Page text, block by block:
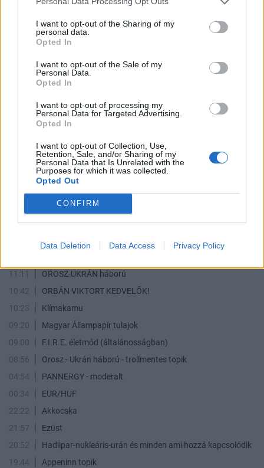
I want to opt-out of the Sharing of my
personal data.
Opted In
I want to opt-out of the Sale of my
Personal Data.
Opted In
I want to opt-out of processing my
Personal Data for Targeted Advertising.
Opted In
I want to opt-out of Collection, Use,
Retention, Sale, and/or Sharing of my
Personal Data that Is Unrelated with the
Purposes for which it was collected.
Opted Out
CONFIRM
Data Deletion Data Access Privacy Policy
ez oda terelte volna a beruházók egy részét a zöldmezősökről,
főleg Pesten gondolom
ezt nem tartom jó döntésnek
LEGFRISSEBB TOPIKOK
Mtelekom
Eurós részvények vitasarok
MOLly tulajok topikja
Lakás/Ingatlan árak topik
Financial Forecasts
ORBÁN TAKARODJ !!!
11:36
4IG részvény
OTP részvényesek ide!
11:11
OROSZ-UKRÁN háború
10:42
ORBÁN VIKTORT KEDVELŐK!
10:23
Klímakamu
09:20
Magyar Állampapír tulajok
09:00
F.I.R.E. életmód (általánosságban)
08:56
Orosz - Ukrán háború - trollmentes topik
04:54
PANNERGY - moderalt
00:34
EUR/HUF
22:22
Akkocska
21:57
Ezüst
20:52
Hadiipar-nukleáris-urán és minden ami hozzá kapcsolódik
19:44
Appeninn topik